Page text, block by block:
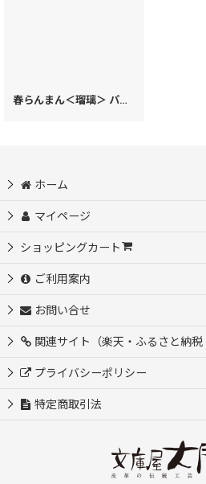
春らんまん＜瑠璃＞ パスカードホルダー［t］
ホーム
マイページ
ショッピングカート
ご利用案内
お問い合せ
関連サイト（楽天・ふるさと納税
プライバシーポリシー
特定商取引法